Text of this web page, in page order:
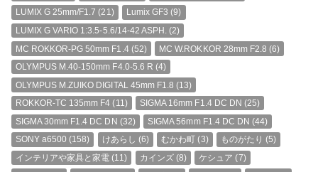
LUMIX G 25mm/F1.7 (21) Lumix GF3 (9)
LUMIX G VARIO 1:3.5-5.6/14-42 ASPH. (2)
MC ROKKOR-PG 50mm F1.4(52) MC W.ROKKOR 28mm F2.8 (6)
OLYMPUS M.40-150mm F4.0-5.6 R (4)
OLYMPUS M.ZUIKO DIGITAL 45mm F1.8 (13)
ROKKOR-TC 135mm F4 (11) SIGMA 16mm F1.4 DC DN (25)
SIGMA 30mm F1.4 DC DN (32) SIGMA 56mm F1.4 DC DN (44)
SONY a6500 (158) けあらし (6) むかわ町 (3) ものがたり (5)
インテリアや家具と家電 (11) カインズ(8) ケシュア (7)